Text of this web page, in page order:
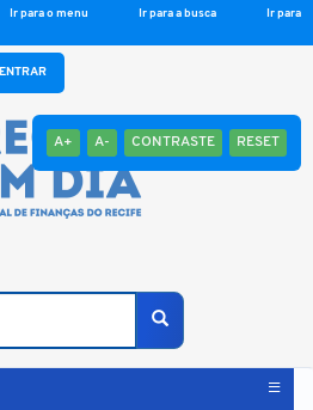
Ir para o menu Ir para a busca
Ir para
A+ A- CONTRASTE RESET
Buscar
ENTRAR